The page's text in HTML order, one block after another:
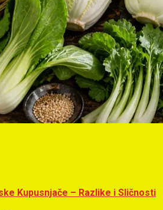
Kupusnjače – Razlike i Sličnosti